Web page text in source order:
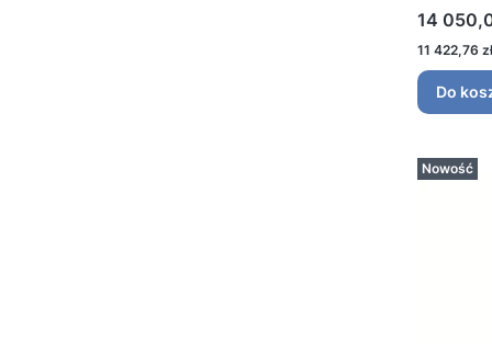
Cena
14
Cena
11 422,76 zł
Do
Nowość